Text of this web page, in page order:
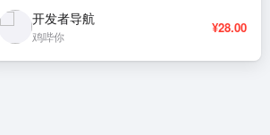
开发者导航
鸡哔你
¥28.00